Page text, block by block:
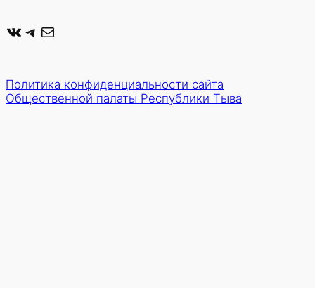
ВКонтакте Telegram Почта
Политика конфиденциальности сайта
Общественной палаты Республики Тыва